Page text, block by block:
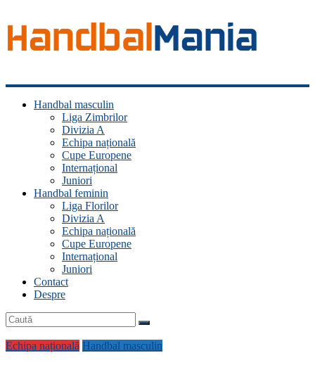
Handbal
ManiaHandbal masculin
Liga Zimbrilor
Divizia A
Echipa națională
Cupe Europene
Internațional
Juniori
Handbal feminin
Liga Florilor
Divizia A
Echipa națională
Cupe Europene
Internațional
Juniori
Contact
Despre
Echipa națională Handbal masculin